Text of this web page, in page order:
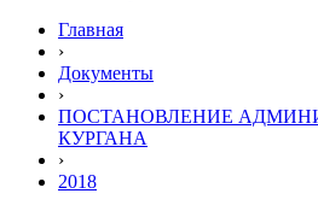
Главная
›
Документы
›
ПОСТАНОВЛЕНИЕ
КУРГАНА
›
2018